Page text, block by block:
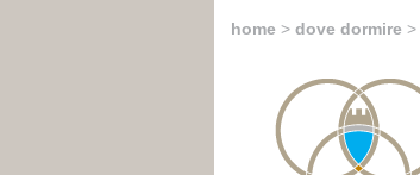
home > dove dormire >